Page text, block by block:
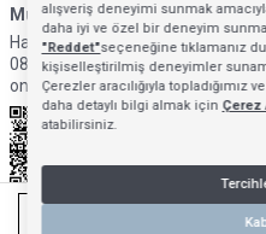
Müsteri Hizmetleri İletişim
Hafta İçi: 09:00 - 18:00
0850 640 1993
alışveriş deneyimi sunmak
daha iyi ve özel bir deneyim
"Reddet"seçeneğine tıklamanız
kişiselleştirilmiş deneyimler
Çerezler aracılığıyla
daha detaylı bilgi almak için Çerez
atabilirsiniz.